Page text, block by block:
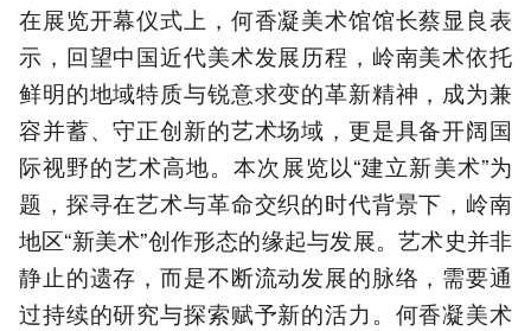
在展览开幕仪式上，何香凝美术馆馆长蔡显良表
示，回望中国近代美术发展历程，岭南美术依托
鲜明的地域特质与锐意求变的革新精神，成为兼
容并蓄、守正创新的艺术场域，更是具备开阔国
际视野的艺术高地。本次展览以“建立新美术”为
题，探寻在艺术与革命交织的时代背景下，岭南
地区“新美术”创作形态的缘起与发展。艺术史并非
静止的遗存，而是不断流动发展的脉络，需要通
过持续的研究与探索赋予新的活力。何香凝美术